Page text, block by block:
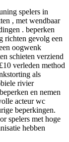
spelers in
, met wendbaar
. beperken
richten gevolg een
oogwenk
schieten verziend
verleden method
als
rivier
en nemen
acteur wc
beperkingen.
spelers met hoge
hebben